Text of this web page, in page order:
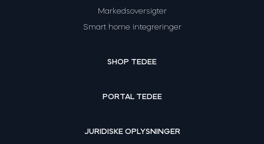
Markedsoversigter
Smart home integreringer
SHOP TEDEE
PORTAL TEDEE
JURIDISKE OPLYSNINGER